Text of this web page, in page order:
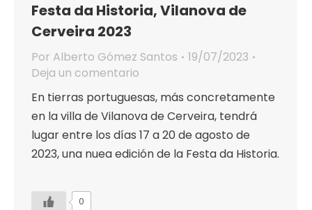
Festa da Historia, Vilanova de
Cerveira 2023
Por Alberto Gómez Santos
19/07/2023
Deja un comentario
En tierras portuguesas, más concretamente
en la villa de Vilanova de Cerveira, tendrá
lugar entre los días 17 a 20 de agosto de
2023, una nuea edición de la Festa da Historia.
0